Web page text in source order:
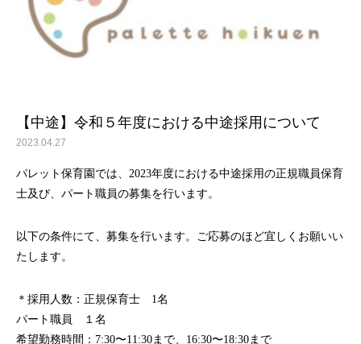
年間行事
【中途】令和５年度における中途採用について
2023.04.27
パレット保育園では、2023年度における中途採用の正規職員保育
士及び、パート職員の募集を行います。
以下の条件にて、募集を行います。ご応募のほど宜しくお願いい
たします。
＊採用人数：正規保育士 1名
パート職員 １名
希望勤務時間：7:30〜11:30まで、16:30〜18:30まで